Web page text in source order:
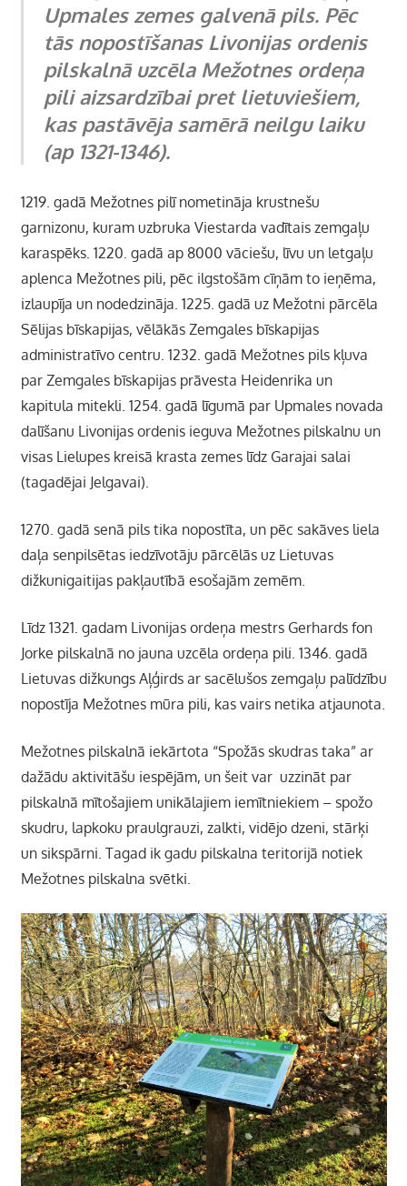
Upmales zemes galvenā pils. Pēc
tās nopostīšanas Livonijas ordenis
pilskalnā uzcēla Mežotnes ordeņa
pili aizsardzībai pret lietuviešiem,
kas pastāvēja samērā neilgu laiku
(ap 1321-1346).
1219. gadā Mežotnes pilī nometināja krustnešu
garnizonu, kuram uzbruka Viestarda vadītais zemgaļu
karaspēks. 1220. gadā ap 8000 vāciešu, līvu un letgaļu
aplenca Mežotnes pili, pēc ilgstošām cīņām to ieņēma,
izlaupīja un nodedzināja. 1225. gadā uz Mežotni pārcēla
Sēlijas bīskapijas, vēlākās Zemgales bīskapijas
administratīvo centru. 1232. gadā Mežotnes pils kļuva
par Zemgales bīskapijas prāvesta Heidenrika un
kapitula mitekli. 1254. gadā līgumā par Upmales novada
dalīšanu Livonijas ordenis ieguva Mežotnes pilskalnu un
visas Lielupes kreisā krasta zemes līdz Garajai salai
(tagadējai Jelgavai).
1270. gadā senā pils tika nopostīta, un pēc sakāves liela
daļa senpilsētas iedzīvotāju pārcēlās uz Lietuvas
dižkunigaitijas pakļautībā esošajām zemēm.
Līdz 1321. gadam Livonijas ordeņa mestrs Gerhards fon
Jorke pilskalnā no jauna uzcēla ordeņa pili. 1346. gadā
Lietuvas dižkungs Aļģirds ar sacēlušos zemgaļu palīdzību
nopostīja Mežotnes mūra pili, kas vairs netika atjaunota.
Mežotnes pilskalnā iekārtota “Spožās skudras taka” ar
dažādu aktivitāšu iespējām, un šeit var uzzināt par
pilskalnā mītošajiem unikālajiem iemītniekiem – spožo
skudru, lapkoku praulgrauzi, zalkti, vidējo dzeni, stārķi
un sikspārni. Tagad ik gadu pilskalna teritorijā notiek
Mežotnes pilskalna svētki.